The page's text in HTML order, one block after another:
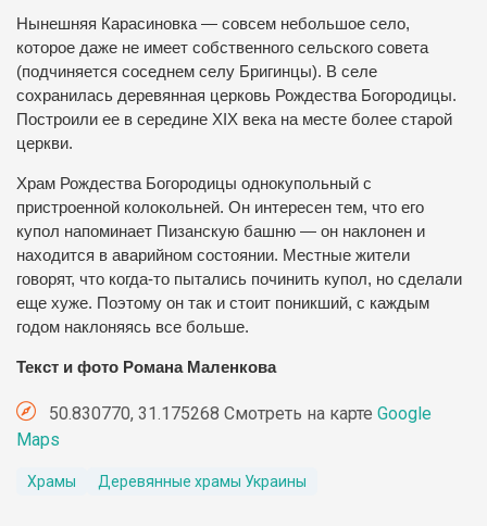
Нынешняя Карасиновка — совсем небольшое село,
которое даже не имеет собственного сельского совета
(подчиняется соседнем селу Бригинцы). В селе
сохранилась деревянная церковь Рождества Богородицы.
Построили ее в середине XIX века на месте более старой
церкви.
Храм Рождества Богородицы однокупольный с
пристроенной колокольней. Он интересен тем, что его
купол напоминает Пизанскую башню — он наклонен и
находится в аварийном состоянии. Местные жители
говорят, что когда-то пытались починить купол, но сделали
еще хуже. Поэтому он так и стоит поникший, с каждым
годом наклоняясь все больше.
Текст и фото Романа Маленкова
50.830770, 31.175268 Смотреть на карте Google
Maps
Храмы Деревянные храмы Украины